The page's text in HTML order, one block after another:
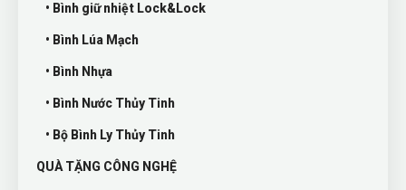
• Bình giữ nhiệt Lock&Lock
• Bình Lúa Mạch
• Bình Nhựa
• Bình Nước Thủy Tinh
• Bộ Bình Ly Thủy Tinh
QUÀ TẶNG CÔNG NGHỆ